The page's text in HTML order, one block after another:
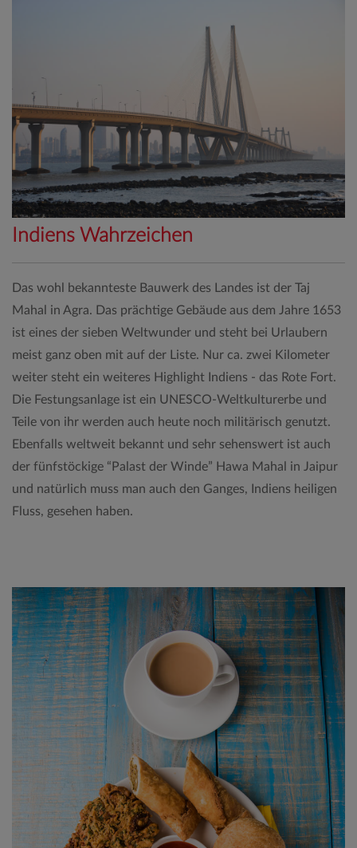
Indiens Wahrzeichen
Das wohl bekannteste Bauwerk des Landes ist der Taj
Mahal in Agra. Das prächtige Gebäude aus dem Jahre 1653
ist eines der sieben Weltwunder und steht bei Urlaubern
meist ganz oben mit auf der Liste. Nur ca. zwei Kilometer
weiter steht ein weiteres Highlight Indiens - das Rote Fort.
Die Festungsanlage ist ein UNESCO-Weltkulturerbe und
Teile von ihr werden auch heute noch militärisch genutzt.
Ebenfalls weltweit bekannt und sehr sehenswert ist auch
der fünfstöckige “Palast der Winde” Hawa Mahal in Jaipur
und natürlich muss man auch den Ganges, Indiens heiligen
Fluss, gesehen haben.